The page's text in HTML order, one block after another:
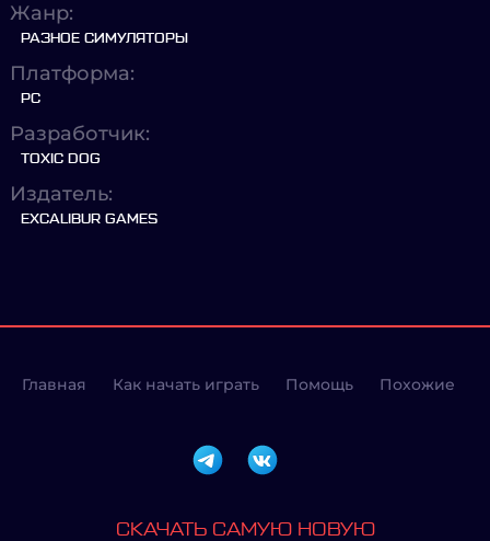
Жанр:
РАЗНОЕ СИМУЛЯТОРЫ
Платформа:
PC
Разработчик:
TOXIC DOG
Издатель:
EXCALIBUR GAMES
Главная Как начать играть Помощь Похожие
СКАЧАТЬ САМУЮ НОВУЮ